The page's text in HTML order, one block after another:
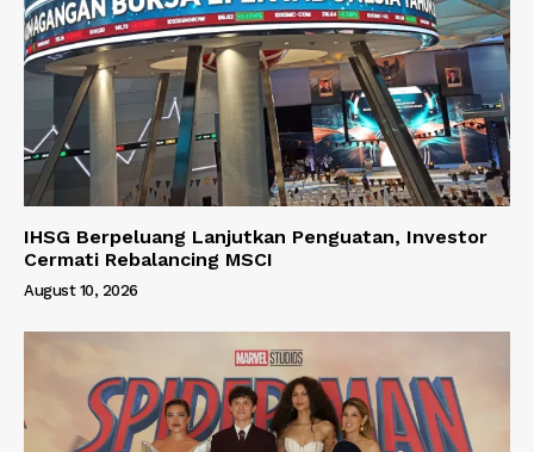
IHSG Berpeluang Lanjutkan Penguatan, Investor
Cermati Rebalancing MSCI
August 10, 2026